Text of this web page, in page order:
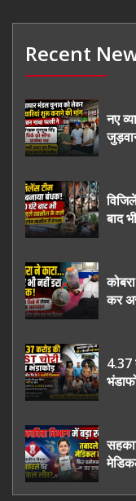
Recent
नए
बाद
कर
4.37